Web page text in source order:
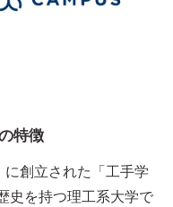
特徴
創立された「工手学
史を持つ理工系大学で